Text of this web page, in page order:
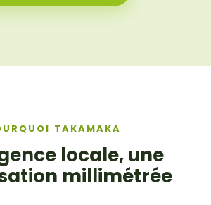
TAKAMAKA
locale, une
millimétrée